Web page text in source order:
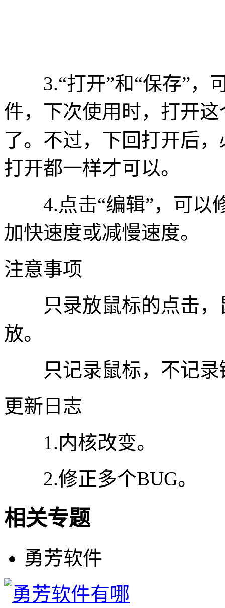
3.“打开”和“保存”，
件，下次使用时，打开
了。不过，下回打开后
打开都一样才可以。
4.点击“编辑”，可以
加快速度或减慢速度。
注意事项
只录放鼠标的点击，
放。
只记录鼠标，不记录
更新日志
1.内核改变。
2.修正多个BUG。
相关专题
勇芳软件